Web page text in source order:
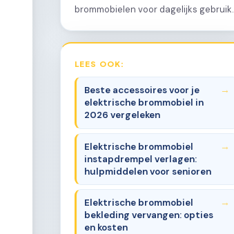
brommobielen voor dagelijks gebruik.
LEES OOK:
Beste accessoires voor je
elektrische brommobiel in
2026 vergeleken
Elektrische brommobiel
instapdrempel verlagen:
hulpmiddelen voor senioren
Elektrische brommobiel
bekleding vervangen: opties
en kosten